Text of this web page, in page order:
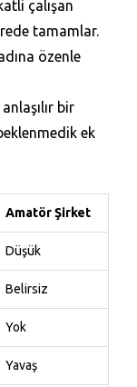
çalışan
tamamlar.
özenle
bir
ek
Amatör Şirket
Düşük
Belirsiz
Yok
Yavaş